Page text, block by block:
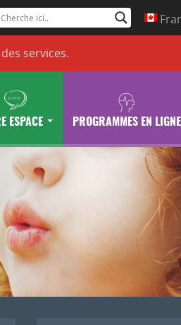
services.
ESPACE PROGRAMMES EN LIGNE